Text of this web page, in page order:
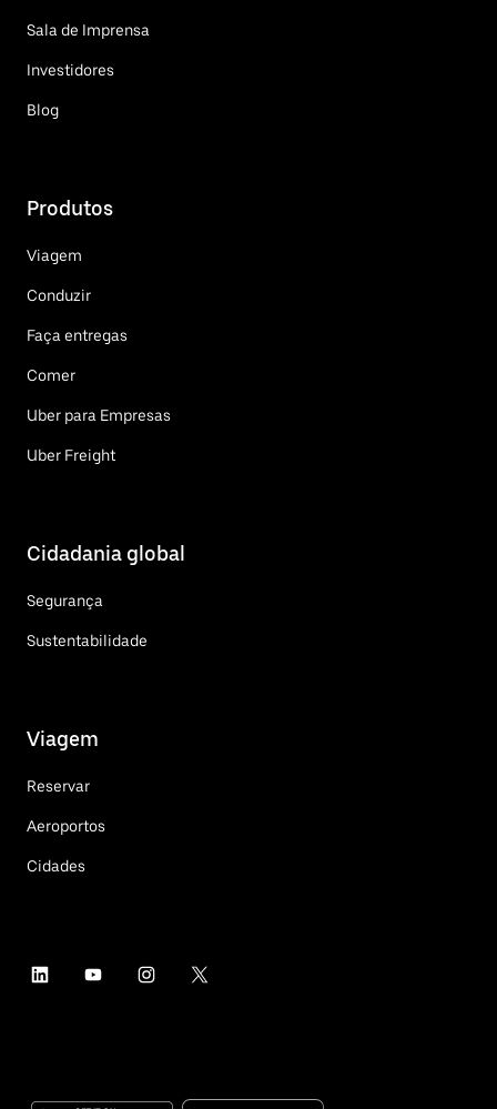
Sala de Imprensa
Investidores
Blog
Produtos
Viagem
Conduzir
Faça entregas
Comer
Uber para Empresas
Uber Freight
Cidadania global
Segurança
Sustentabilidade
Viagem
Reservar
Aeroportos
Cidades